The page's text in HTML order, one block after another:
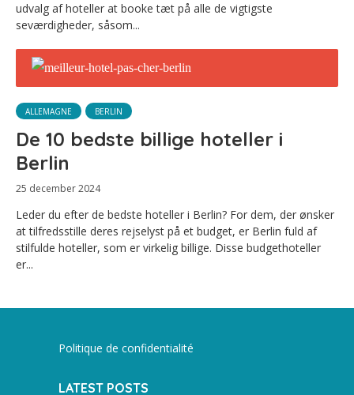
udvalg af hoteller at booke tæt på alle de vigtigste
seværdigheder, såsom...
ALLEMAGNE BERLIN
De 10 bedste billige hoteller i
Berlin
25 december 2024
Leder du efter de bedste hoteller i Berlin? For dem, der ønsker
at tilfredsstille deres rejselyst på et budget, er Berlin fuld af
stilfulde hoteller, som er virkelig billige. Disse budgethoteller
er...
Politique de confidentialité
LATEST POSTS